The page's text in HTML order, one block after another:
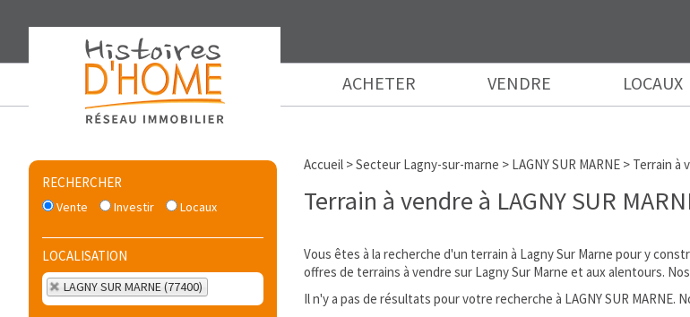
ACHETER VENDRE LOCAUX
RECHERCHER
Vente Investir Locaux
LOCALISATION
LAGNY SUR MARNE (77400)
Accueil >Secteur Lagny-sur-marne > LAGNY SUR MARNE > Terrain à
Terrain à vendre à LAGNY SUR
Vous êtes à la recherche d'un terrain à Lagny Sur Marne pour y
offres de terrains à vendre sur Lagny Sur Marne et aux alentours.
Il n'y a pas de résultats pour votre recherche à LAGNY SUR